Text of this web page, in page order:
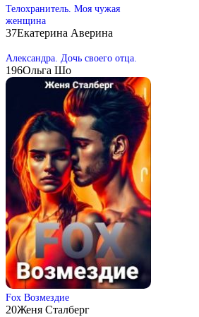
Телохранитель. Моя чужая
женщина
37Екатерина Аверина
Александра. Дочь своего отца.
196Ольга Шо
Fox Возмездие
20Женя Сталберг